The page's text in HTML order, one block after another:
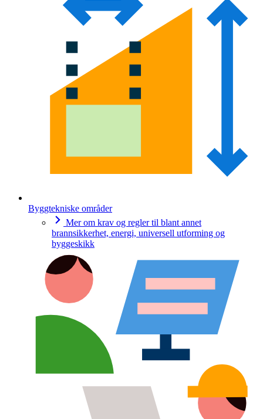
Byggtekniske områder
Mer om krav og regler til blant annet
brannsikkerhet, energi, universell utforming og
byggeskikk